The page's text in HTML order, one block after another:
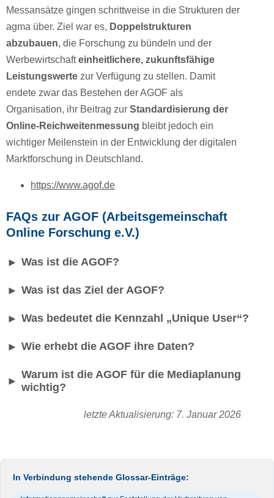
Messansätze gingen schrittweise in die Strukturen der
agma über. Ziel war es, Doppelstrukturen
abzubauen, die Forschung zu bündeln und der
Werbewirtschafteinheitlichere, zukunftsfähige
Leistungswerte zur Verfügung zu stellen. Damit
endete zwar das Bestehen der AGOF als
Organisation, ihr Beitrag zur Standardisierung der
Online-Reichweitenmessung bleibt jedoch ein
wichtiger Meilenstein in der Entwicklung der digitalen
Marktforschung in Deutschland.
https://www.agof.de
FAQs zur AGOF (Arbeitsgemeinschaft
Online Forschung e.V.)
► Was ist die AGOF?
► Was ist das Ziel der AGOF?
► Was bedeutet die Kennzahl „Unique User“?
► Wie erhebt die AGOF ihre Daten?
►
Warum ist die AGOF für die Mediaplanung
wichtig?
letzte Aktualisierung: 7. Januar 2026
In Verbindung stehende Glossar-Einträge: